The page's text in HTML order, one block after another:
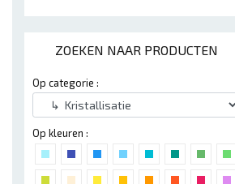
ZOEKEN NAAR PRODUCTEN
Op categorie :
Op kleuren :